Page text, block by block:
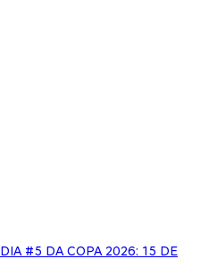
DIA #5 DA COPA 2026: 15 DE